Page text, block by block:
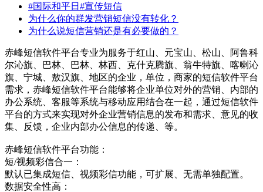
#国际和平日#宣传短信
为什么你的群发营销短信没有转化？
为什么说短信营销还是有必要做的？
赤峰短信软件平台专业为服务于红山、元宝山、松山、阿鲁科
尔沁旗、巴林、巴林、林西、克什克腾旗、翁牛特旗、喀喇沁
旗、宁城、敖汉旗、地区的企业，单位，商家的短信软件平台
需求，赤峰短信软件平台能够将企业单位对外的营销、内部的
办公系统、客服等系统与移动应用结合在一起，通过短信软件
平台的方式来实现对外企业营销信息的发布和需求、意见的收
集、反馈，企业内部办公信息的传递、等。
赤峰短信软件平台功能：
短/视频彩信合一：
默认已集成短信、视频彩信功能，可扩展、无需单独配置。
数据安全性高：